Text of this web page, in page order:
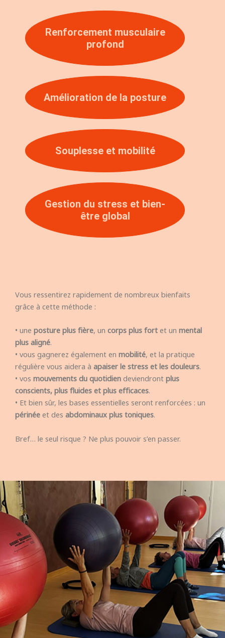
Renforcement musculaire
profond
Amélioration de la posture
Souplesse et mobilité
Gestion du stress et bien-
être global
Vous ressentirez rapidement de nombreux bienfaits
grâce à cette méthode :
• uneposture plus fière, uncorps plus fortet unmental
plus aligné.
• vous gagnerez également enmobilité, et la pratique
régulière vous aidera àapaiser le stress et les douleurs.
• vosmouvements du quotidiendeviendrontplus
conscients, plus fluides et plus efficaces.
• Et bien sûr, les bases essentielles seront renforcées : un
périnéeet desabdominaux plus toniques.
Bref… le seul risque ? Ne plus pouvoir s’en passer.